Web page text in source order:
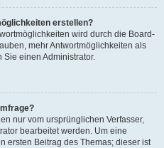
erstellen?
wird durch die Board-
mehr Antwortmöglichkeiten als
einen Administrator.
nur vom ursprünglichen Verfasser,
bearbeitet werden. Um eine
ersten Beitrag des Themas; dieser ist